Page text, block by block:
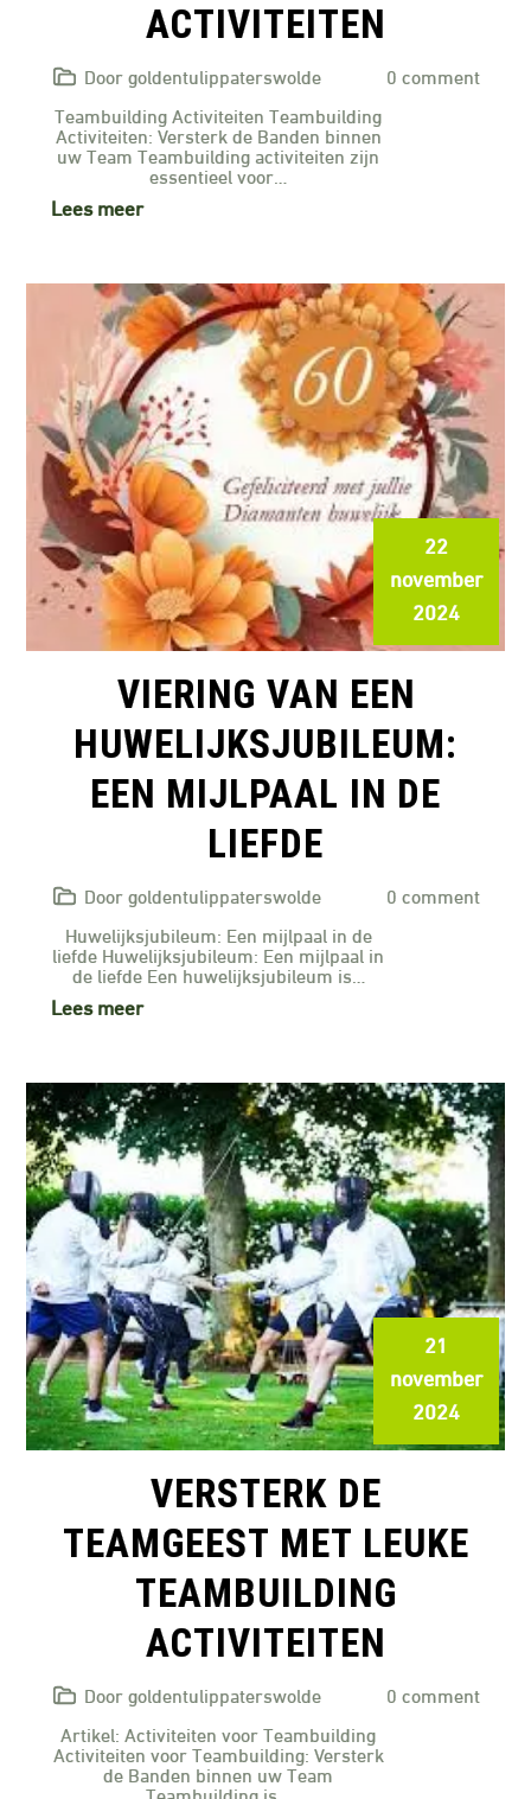
ACTIVITEITEN
Door goldentulippaterswolde
0 comment
Teambuilding Activiteiten Teambuilding
Activiteiten: Versterk de Banden binnen
uw Team Teambuilding activiteiten zijn
essentieel voor…
Lees meer
22
november
2024
VIERING VAN EEN
HUWELIJKSJUBILEUM:
EEN MIJLPAAL IN DE
LIEFDE
Door goldentulippaterswolde
0 comment
Huwelijksjubileum: Een mijlpaal in de
liefde Huwelijksjubileum: Een mijlpaal in
de liefde Een huwelijksjubileum is…
Lees meer
21
november
2024
VERSTERK DE
TEAMGEEST MET LEUKE
TEAMBUILDING
ACTIVITEITEN
Door goldentulippaterswolde
0 comment
Artikel: Activiteiten voor Teambuilding
Activiteiten voor Teambuilding: Versterk
de Banden binnen uw Team